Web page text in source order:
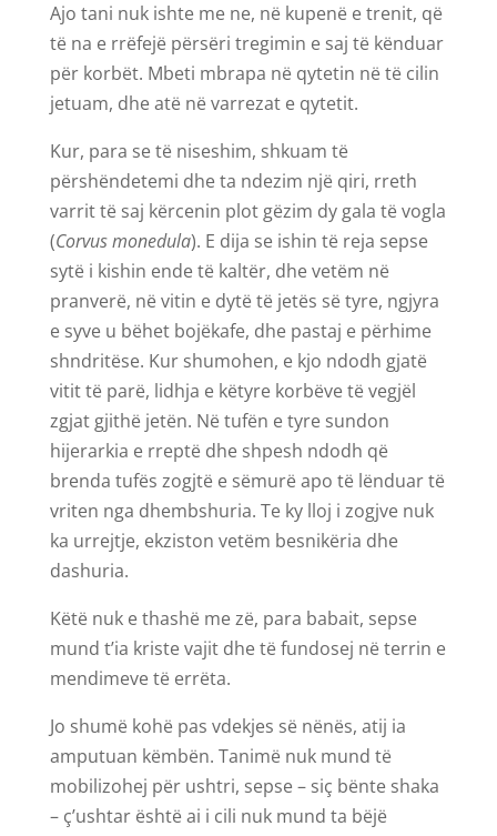
Ajo tani nuk ishte me ne, në kupenë e trenit, që
të na e rrëfejë përsëri tregimin e saj të kënduar
për korbët. Mbeti mbrapa në qytetin në të cilin
jetuam, dhe atë në varrezat e qytetit.
Kur, para se të niseshim, shkuam të
përshëndetemi dhe ta ndezim një qiri, rreth
varrit të saj kërcenin plot gëzim dy gala të vogla
(Corvus monedula). E dija se ishin të reja sepse
sytë i kishin ende të kaltër, dhe vetëm në
pranverë, në vitin e dytë të jetës së tyre, ngjyra
e syve u bëhet bojëkafe, dhe pastaj e përhime
shndritëse. Kur shumohen, e kjo ndodh gjatë
vitit të parë, lidhja e këtyre korbëve të vegjël
zgjat gjithë jetën. Në tufën e tyre sundon
hijerarkia e rreptë dhe shpesh ndodh që
brenda tufës zogjtë e sëmurë apo të lënduar të
vriten nga dhembshuria. Te ky lloj i zogjve nuk
ka urrejtje, ekziston vetëm besnikëria dhe
dashuria.
Këtë nuk e thashë me zë, para babait, sepse
mund t’ia kriste vajit dhe të fundosej në terrin e
mendimeve të errëta.
Jo shumë kohë pas vdekjes së nënës, atij ia
amputuan këmbën. Tanimë nuk mund të
mobilizohej për ushtri, sepse – siç bënte shaka
– ç’ushtar është ai i cili nuk mund ta bëjë